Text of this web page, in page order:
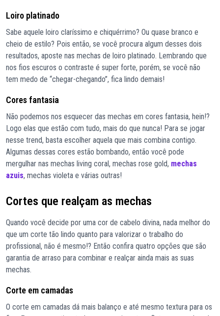
Loiro platinado
Sabe aquele loiro claríssimo e chiquérrimo? Ou quase branco e
cheio de estilo? Pois então, se você procura algum desses dois
resultados, aposte nas mechas de loiro platinado. Lembrando que
nos fios escuros o contraste é super forte, porém, se você não
tem medo de “chegar-chegando”, fica lindo demais!
Cores fantasia
Não podemos nos esquecer das mechas em cores fantasia, hein!?
Logo elas que estão com tudo, mais do que nunca! Para se jogar
nesse trend, basta escolher aquela que mais combina contigo.
Algumas dessas cores estão bombando, então você pode
mergulhar nas mechas living coral, mechas rose gold, mechas
azuis, mechas violeta e várias outras!
Cortes que realçam as mechas
Quando você decide por uma cor de cabelo divina, nada melhor do
que um corte tão lindo quanto para valorizar o trabalho do
profissional, não é mesmo!? Então confira quatro opções que são
garantia de arraso para combinar e realçar ainda mais as suas
mechas.
Corte em camadas
O corte em camadas dá mais balanço e até mesmo textura para os